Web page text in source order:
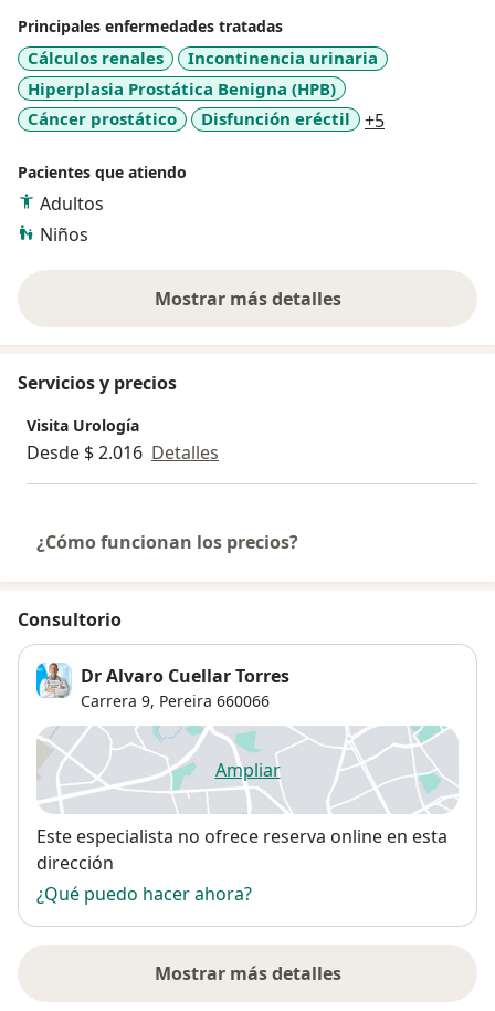
Principales enfermedades tratadas
Cálculos renales
Incontinencia urinaria
Hiperplasia Prostática Benigna (HPB)
Cáncer prostático
Disfunción eréctil +5
Pacientes que atiendo
Adultos
Niños
Mostrar más detalles
sobre la experiencia
Servicios y precios
Visita Urología
Desde $ 2.016 Detalles
¿Cómo funcionan los precios?
Consultorio
Dr Alvaro Cuellar Torres
Carrera 9, Pereira 660066
Ampliarse abre en una nueva
Disponibilidad
Este especialista no ofrece reserva online en esta
dirección
¿Qué puedo hacer ahora?
Mostrar más detalles
sobre la dirección